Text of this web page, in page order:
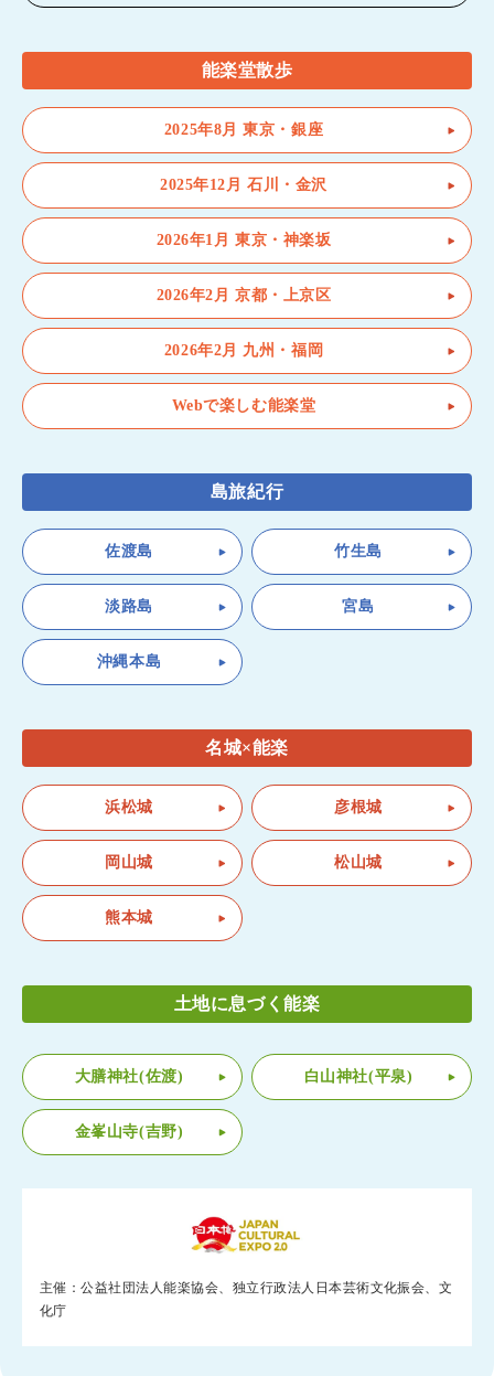
能楽堂散歩
2025年8月 東京・銀座
2025年12月 石川・金沢
2026年1月 東京・神楽坂
2026年2月 京都・上京区
2026年2月 九州・福岡
Webで楽しむ能楽堂
島旅紀行
佐渡島 竹生島
淡路島 宮島
沖縄本島
名城×能楽
浜松城 彦根城
岡山城 松山城
熊本城
土地に息づく能楽
大膳神社(佐渡) 白山神社(平泉)
金峯山寺(吉野)
主催：公益社団法人能楽協会、独立行政法人日本芸術文化振会、文
化庁